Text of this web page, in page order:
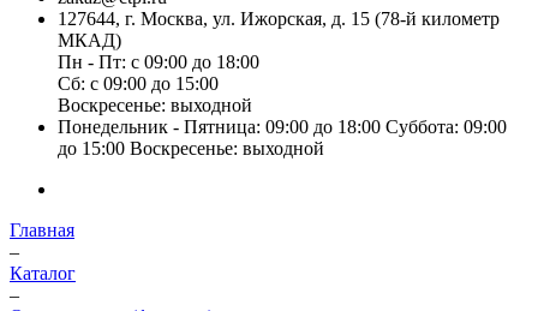
127644, г. Москва, ул. Ижорская, д. 15 (78-й километр
МКАД)
Пн - Пт: с 09:00 до 18:00
Сб: с 09:00 до 15:00
Воскресенье: выходной
Понедельник - Пятница: 09:00 до 18:00 Суббота: 09:00
до 15:00 Воскресенье: выходной
Главная
–
Каталог
–